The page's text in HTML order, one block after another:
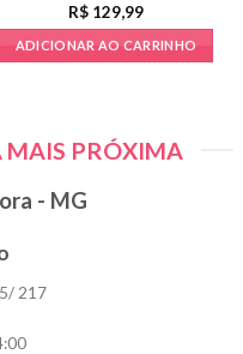
R$ 129,99
ADICIONAR AO CARRINHO
MAIS PRÓXIMA
- MG
217